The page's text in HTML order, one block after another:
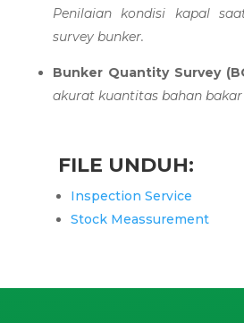
Penilaian kondisi kapal
survey bunker.
Bunker Quantity Survey
akurat kuantitas bahan bakar
FILE UNDUH:
Inspection Service
Stock Meassurement